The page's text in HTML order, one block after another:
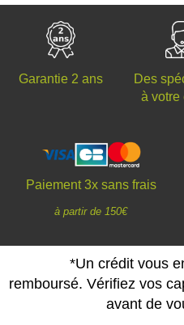
Garantie 2 ans
Des
à votre
Paiement 3x sans frais
à partir de 150€
*Un crédit vous
remboursé. Vérifiez vos
avant de